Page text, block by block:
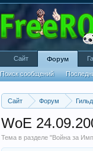
Сайт Форум
WoE
Тема в разделе "Война за
Сайт Форум
Поиск сообщений